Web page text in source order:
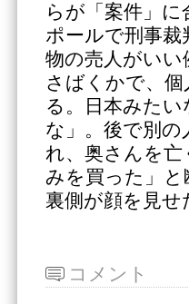
らが「案件」
ポールで刑事
物の売人がい
さばくかで、
る。日本みた
な」。後で別
れ、奥さんを
みを買った」
裏側が顔を見せ
コメント